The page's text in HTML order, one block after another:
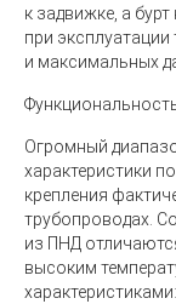
к задвижке, а
при
и максимальных
Огромный
характеристики
крепления
трубопроводах.
из ПНД
высоким
характеристиками: